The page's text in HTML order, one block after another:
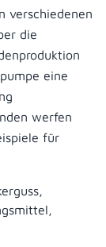
verschiedenen
die
eine
werfen
für